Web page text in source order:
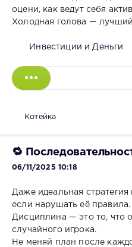
оцени, как ведут себя
Холодная голова —
Инвестиции и Деньги
Котейка
🔁
06/11/2025 10:18
Даже идеальная стратегия
если нарушать её правила.
Дисциплина — это то, что
случайного игрока.
Не меняй план после